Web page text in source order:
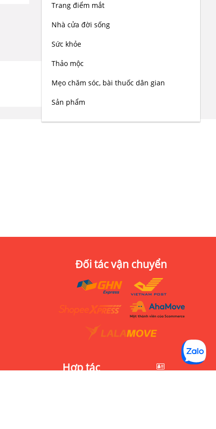
Trang điểm mắt
Nhà cửa đời sống
Sức khỏe
Thảo mộc
Mẹo chăm sóc, bài thuốc dân gian
Sản phẩm
Đối tác vận chuyển
Hợp tác